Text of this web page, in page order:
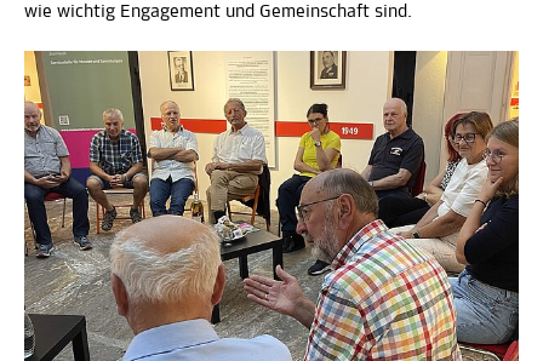
wie wichtig Engagement und Gemeinschaft sind.